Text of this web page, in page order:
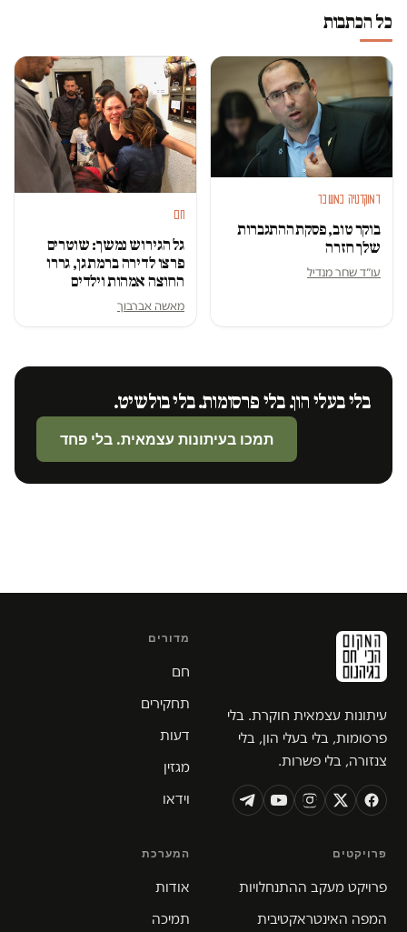
כל הכתבות
דמוקרטיה במשבר
בוקר טוב, פסקת ההתגברות
שלך חזרה
עו״ד שחר מנדיל
חם
גל הגירוש נמשך: שוטרים
פרצו לדירה ברמת גן, גררו
החוצה אמהות וילדים
מאשה אברבוך
בלי בעלי הון. בלי פרסומות. בלי בולשיט.
תמכו בעיתונות עצמאית. בלי פחד
עיתונות עצמאית חוקרת. בלי
פרסומות, בלי בעלי הון, בלי
צנזורה, בלי פשרות.
מדורים
חם
תחקירים
דעות
מגזין
וידאו
פרויקטים
פרויקט מעקב ההתנחלויות
המפה האינטראקטיבית
המערכת
אודות
תמיכה